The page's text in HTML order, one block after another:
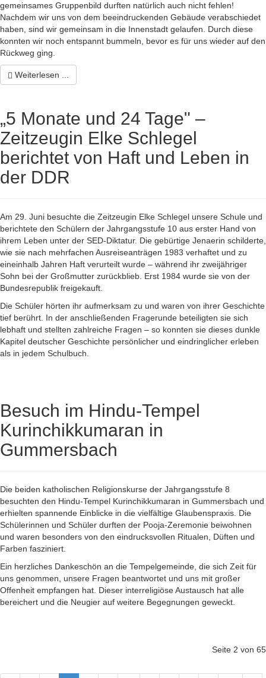
gemeinsames Gruppenbild durften natürlich auch nicht fehlen!
Nachdem wir uns von dem beeindruckenden Gebäude verabschiedet
haben, sind wir gemeinsam in die Innenstadt gelaufen. Durch diese
konnten wir noch entspannt bummeln, bevor es für uns wieder auf den
Rückweg ging.
Weiterlesen ...
„5 Monate und 24 Tage" –
Zeitzeugin Elke Schlegel
berichtet von Haft und Leben in
der DDR
Am 29. Juni besuchte die Zeitzeugin Elke Schlegel unsere Schule und
berichtete den Schülern der Jahrgangsstufe 10 aus erster Hand von
ihrem Leben unter der SED-Diktatur. Die gebürtige Jenaerin schilderte,
wie sie nach mehrfachen Ausreiseanträgen 1983 verhaftet und zu
eineinhalb Jahren Haft verurteilt wurde – während ihr zweijähriger
Sohn bei der Großmutter zurückblieb. Erst 1984 wurde sie von der
Bundesrepublik freigekauft.
Die Schüler hörten ihr aufmerksam zu und waren von ihrer Geschichte
tief berührt. In der anschließenden Fragerunde beteiligten sie sich
lebhaft und stellten zahlreiche Fragen – so konnten sie dieses dunkle
Kapitel deutscher Geschichte persönlicher und eindringlicher erleben
als in jedem Schulbuch.
Besuch im Hindu-Tempel
Kurinchikkumaran in
Gummersbach
Die beiden katholischen Religionskurse der Jahrgangsstufe 8
besuchten den Hindu-Tempel Kurinchikkumaran in Gummersbach und
erhielten spannende Einblicke in die vielfältige Glaubenspraxis. Die
Schülerinnen und Schüler durften der Pooja-Zeremonie beiwohnen
und waren besonders von den eindrucksvollen Ritualen, Düften und
Farben fasziniert.
Ein herzliches Dankeschön an die Tempelgemeinde, die sich Zeit für
uns genommen, unsere Fragen beantwortet und uns mit großer
Offenheit empfangen hat. Dieser interreligiöse Austausch hat alle
bereichert und die Neugier auf weitere Begegnungen geweckt.
Seite 2 von 65